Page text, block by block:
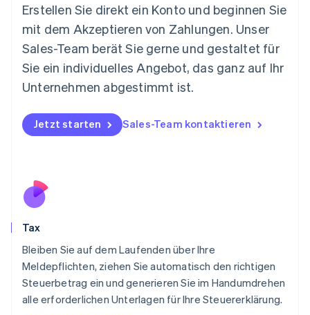
Erstellen Sie direkt ein Konto und beginnen Sie
mit dem Akzeptieren von Zahlungen. Unser
Sales-Team berät Sie gerne und gestaltet für
Sie ein individuelles Angebot, das ganz auf Ihr
Unternehmen abgestimmt ist.
Jetzt starten Sales-Team kontaktieren
Tax
Bleiben Sie auf dem Laufenden über Ihre
Meldepflichten, ziehen Sie automatisch den richtigen
Steuerbetrag ein und generieren Sie im Handumdrehen
alle erforderlichen Unterlagen für Ihre Steuererklärung.
English
Mexiko
Español English
Neuseeland
English
NederlandsEnglish
English
Österreich
Portugal
Português
Schweden
Schweiz
DeutschFrançaisItalianoEnglish
Singapur